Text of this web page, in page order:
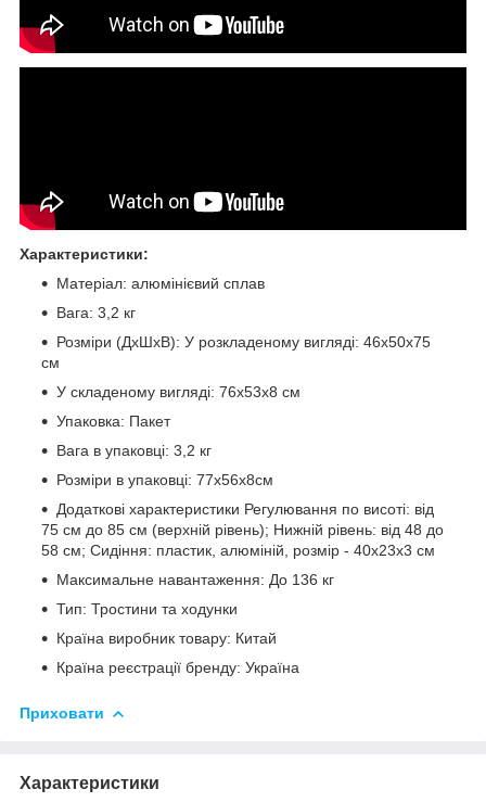
Характеристики:
Матеріал: алюмінієвий сплав
Вага: 3,2 кг
Розміри (ДхШхВ): У розкладеному вигляді: 46х50х75
см
У складеному вигляді: 76х53х8 см
Упаковка: Пакет
Вага в упаковці: 3,2 кг
Розміри в упаковці: 77х56х8см
Додаткові характеристики Регулювання по висоті: від
75 см до 85 см (верхній рівень); Нижній рівень: від 48 до
58 см; Сидіння: пластик, алюміній, розмір - 40х23х3 см
Максимальне навантаження: До 136 кг
Тип: Тростини та ходунки
Країна виробник товару: Китай
Країна реєстрації бренду: Україна
Приховати
Характеристики